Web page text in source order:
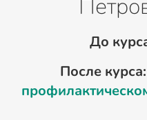
До
После курса: